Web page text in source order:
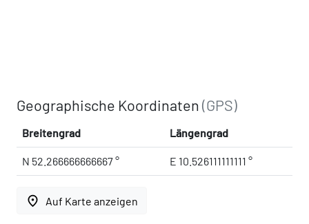
Geographische Koordinaten(GPS)
Breitengrad Längengrad
N 52.266666666667 ° E 10.526111111111 °
place Auf Karte anzeigen